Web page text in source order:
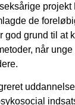
projekt
de
grund til at
når unge